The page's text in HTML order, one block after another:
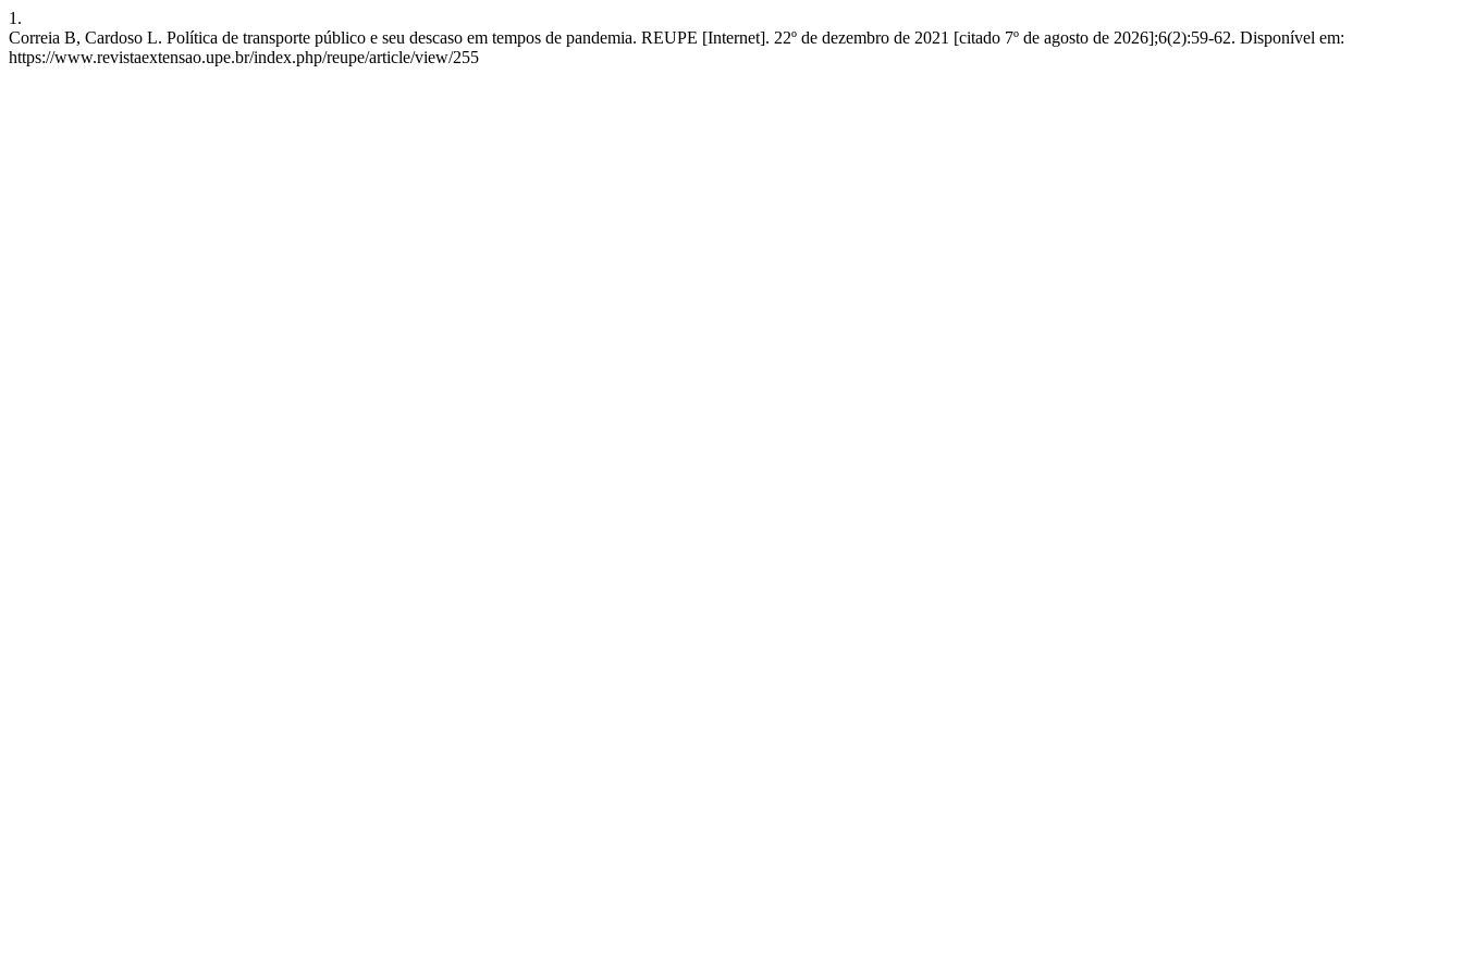
1.
Correia B, Cardoso L. Política de transporte público e seu descaso em tempos de pandemia. REUPE [Internet]. 22º de dezembro de 2021 [citado 7º de agosto de 2026];6(2):59-62. Disponível em:
https://www.revistaextensao.upe.br/index.php/reupe/article/view/255